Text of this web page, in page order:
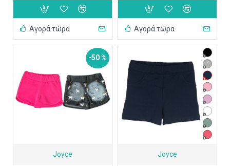
Αγορά τώρα Αγορά τώρα
-50 %
Joyce Joyce